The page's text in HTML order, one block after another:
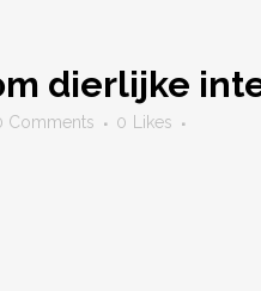
dierlijke
Comments 0 Likes